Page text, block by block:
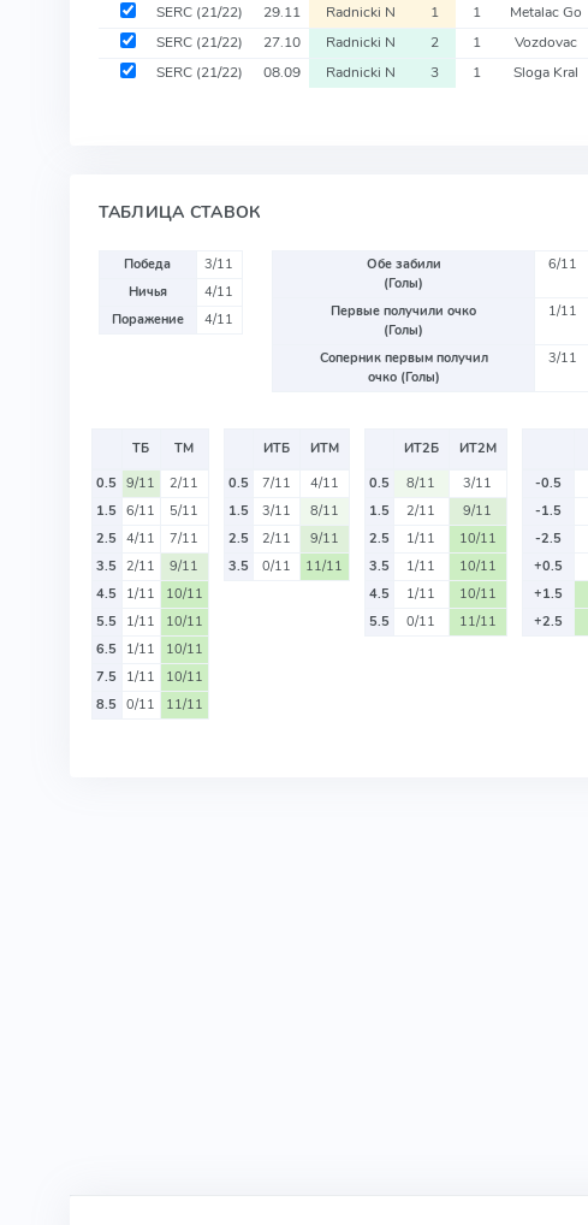
SERC (21/22) 29.11 Radnicki N 1 1 Metalac Go
SERC (21/22) 27.10 Radnicki N 2 1 Vozdovac
SERC (21/22) 08.09 Radnicki N 3 1 Sloga Kral
ТАБЛИЦА СТАВОК
Победа
3/11
Ничья
4/11
Поражение
4/11
Обе забили
(Голы)
6/11
Первые получили очко
(Голы)
1/11
Соперник первым получил
очко (Голы)
3/11
ТБ
ТМ
0.5
9/11
2/11
1.5
6/11
5/11
2.5
4/11
7/11
3.5
2/11
9/11
4.5
1/11
10/11
5.5
1/11
10/11
6.5
1/11
10/11
7.5
1/11
10/11
8.5
0/11 11/11
ИТБ
ИТМ
0.5
7/11
4/11
1.5
3/11
8/11
2.5
2/11
9/11
3.5
0/11 11/11
ИТ2Б
ИТ2М
0.5
8/11
3/11
1.5
2/11
9/11
2.5
1/11
10/11
3.5
1/11
10/11
4.5
1/11
10/11
5.5
0/11 11/11
-0.5
-1.5
-2.5
+0.5
+1.5
+2.5